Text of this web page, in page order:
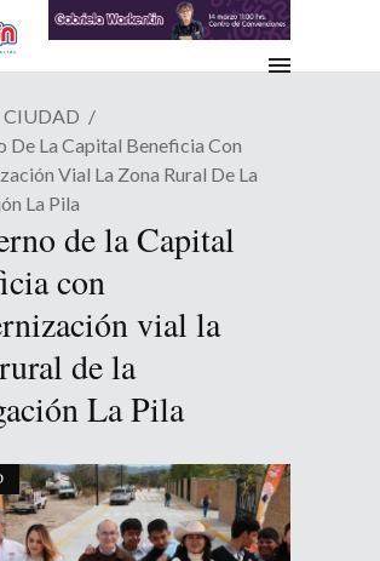
CIUDAD
De La Capital Beneficia Con
Vial La Zona Rural De La
La Pila
de la Capital
con
vial la
de la
La Pila